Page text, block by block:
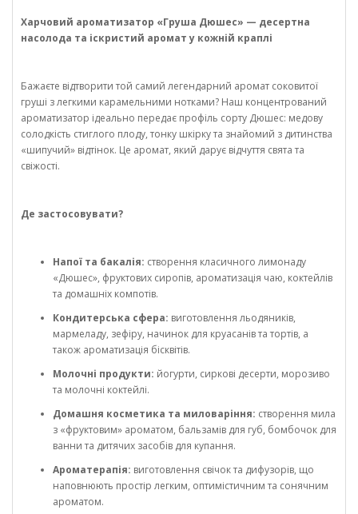
Харчовий ароматизатор «Груша Дюшес» — десертна
насолода та іскристий аромат у кожній краплі
Бажаєте відтворити той самий легендарний аромат соковитої
груші з легкими карамельними нотками? Наш концентрований
ароматизатор ідеально передає профіль сорту Дюшес: медову
солодкість стиглого плоду, тонку шкірку та знайомий з дитинства
«шипучий» відтінок. Це аромат, який дарує відчуття свята та
свіжості.
Де застосовувати?
Напої та бакалія: створення класичного лимонаду
«Дюшес», фруктових сиропів, ароматизація чаю, коктейлів
та домашніх компотів.
Кондитерська сфера: виготовлення льодяників,
мармеладу, зефіру, начинок для круасанів та тортів, а
також ароматизація бісквітів.
Молочні продукти: йогурти, сиркові десерти, морозиво
та молочні коктейлі.
Домашня косметика та миловаріння: створення мила
з «фруктовим» ароматом, бальзамів для губ, бомбочок для
ванни та дитячих засобів для купання.
Ароматерапія: виготовлення свічок та дифузорів, що
наповнюють простір легким, оптимістичним та сонячним
ароматом.